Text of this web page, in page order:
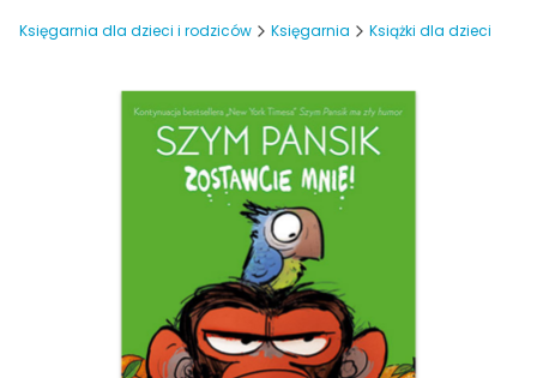
Księgarnia dla dzieci i rodziców Księgarnia Książki dla dzieci